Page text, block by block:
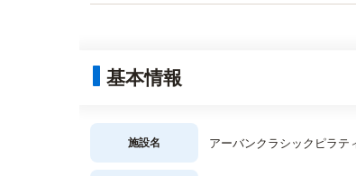
基本情報
施設名 アーバンクラシックピラテ